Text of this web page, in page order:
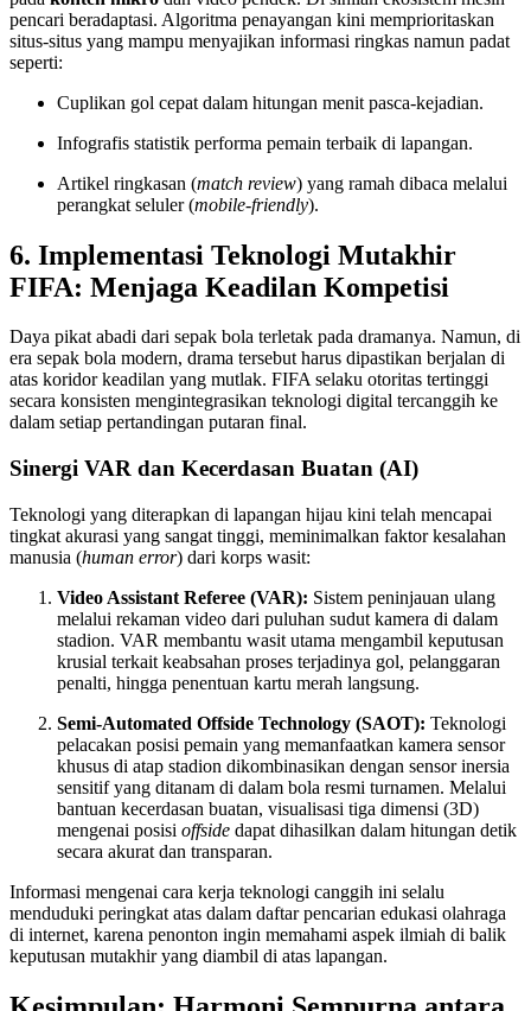
pencari beradaptasi. Algoritma penayangan kini memprioritaskan
situs-situs yang mampu menyajikan informasi ringkas namun padat
seperti:
Cuplikan gol cepat dalam hitungan menit pasca-kejadian.
Infografis statistik performa pemain terbaik di lapangan.
Artikel ringkasan (match review) yang ramah dibaca melalui
perangkat seluler (mobile-friendly).
6. Implementasi Teknologi Mutakhir
FIFA: Menjaga Keadilan Kompetisi
Daya pikat abadi dari sepak bola terletak pada dramanya. Namun, di
era sepak bola modern, drama tersebut harus dipastikan berjalan di
atas koridor keadilan yang mutlak. FIFA selaku otoritas tertinggi
secara konsisten mengintegrasikan teknologi digital tercanggih ke
dalam setiap pertandingan putaran final.
Sinergi VAR dan Kecerdasan Buatan (AI)
Teknologi yang diterapkan di lapangan hijau kini telah mencapai
tingkat akurasi yang sangat tinggi, meminimalkan faktor kesalahan
manusia (human error) dari korps wasit:
Video Assistant Referee (VAR): Sistem peninjauan ulang
melalui rekaman video dari puluhan sudut kamera di dalam
stadion. VAR membantu wasit utama mengambil keputusan
krusial terkait keabsahan proses terjadinya gol, pelanggaran
penalti, hingga penentuan kartu merah langsung.
Semi-Automated Offside Technology (SAOT): Teknologi
pelacakan posisi pemain yang memanfaatkan kamera sensor
khusus di atap stadion dikombinasikan dengan sensor inersia
sensitif yang ditanam di dalam bola resmi turnamen. Melalui
bantuan kecerdasan buatan, visualisasi tiga dimensi (3D)
mengenai posisi offside dapat dihasilkan dalam hitungan detik
secara akurat dan transparan.
Informasi mengenai cara kerja teknologi canggih ini selalu
menduduki peringkat atas dalam daftar pencarian edukasi olahraga
di internet, karena penonton ingin memahami aspek ilmiah di balik
keputusan mutakhir yang diambil di atas lapangan.